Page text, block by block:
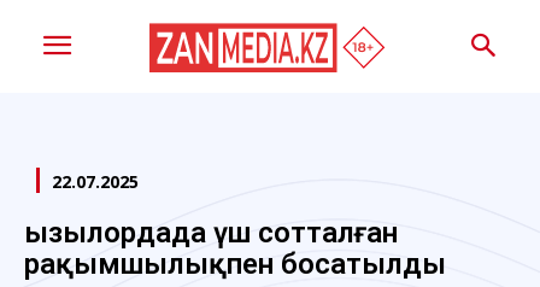
22.07.2025
Қызылордада үш сотталған
рақымшылықпен босатылды